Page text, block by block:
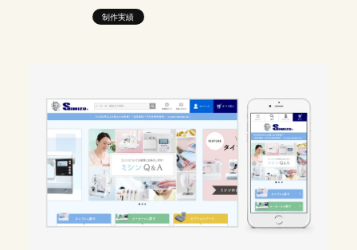
制作実績